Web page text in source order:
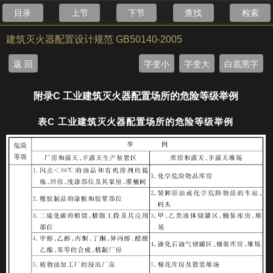
目录 上节 下节 查找 检索
建筑灭火器配置设计规范 GB50140-2005
返 回 字变小 字变大 白底黑字
附录C 工业建筑灭火器配置场所的危险等级举例
表C 工业建筑灭火器配置场所的危险等级举例